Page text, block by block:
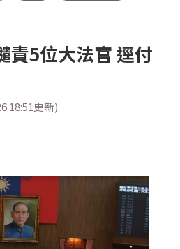
責5位大法官 逕付
18:51更新)